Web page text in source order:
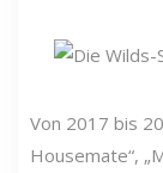
Von 2017 bis
Housemate“,